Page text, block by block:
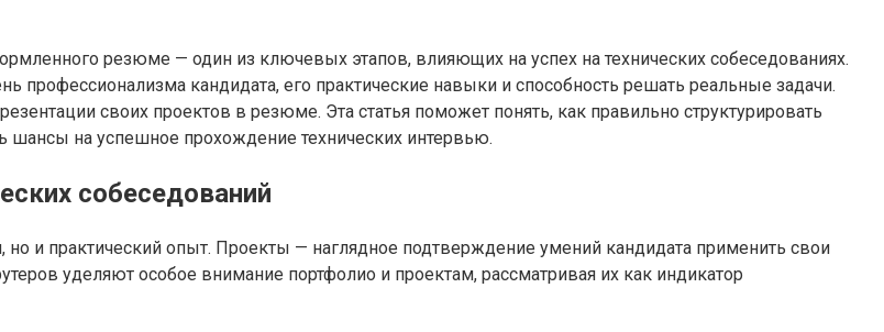
резюме — один из ключевых этапов, влияющих на успех на технических собеседованиях.
профессионализма кандидата, его практические навыки и способность решать реальные задачи.
своих проектов в резюме. Эта статья поможет понять, как правильно структурировать
шансы на успешное прохождение технических интервью.
собеседований
но и практический опыт. Проекты — наглядное подтверждение умений кандидата применить свои
уделяют особое внимание портфолио и проектам, рассматривая их как индикатор